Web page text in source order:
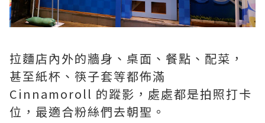
拉麵店內外的牆身、桌面、餐點、配菜，
甚至紙杯、筷子套等都佈滿
Cinnamoroll 的蹤影，處處都是拍照打卡
位，最適合粉絲們去朝聖。